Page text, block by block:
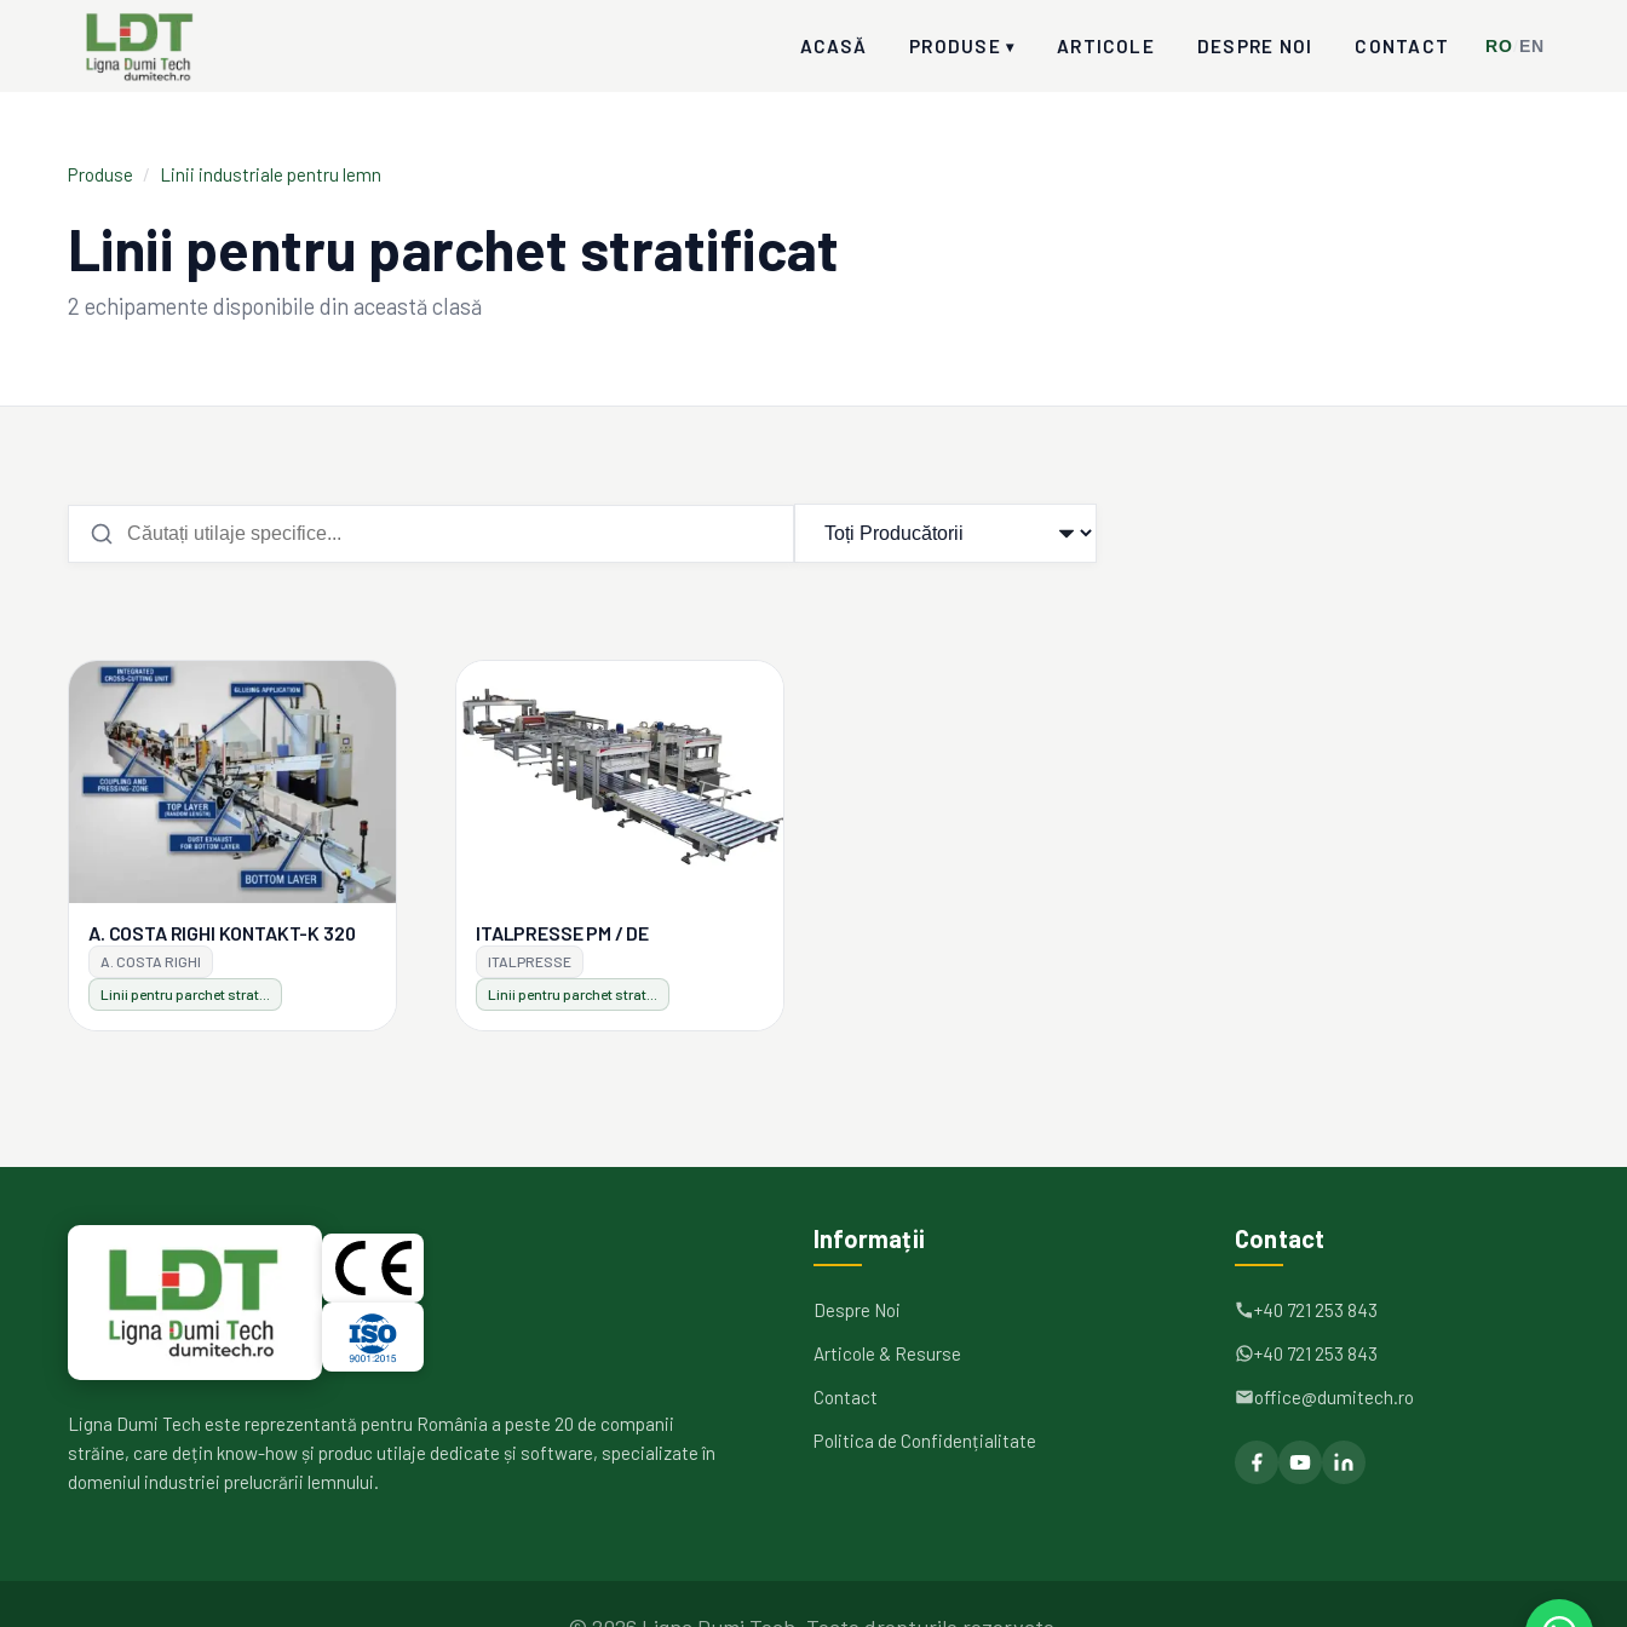
ACASĂ PRODUSE ▾ ARTICOLE DESPRE NOI CONTACT RO EN
Produse / Linii industriale pentru lemn
Linii pentru parchet stratificat
2 echipamente disponibile din această clasă
A. COSTA RIGHI KONTAKT-K 320
A. COSTA RIGHI
ITALPRESSE PM / DE
ITALPRESSE
Ligna Dumi Tech este reprezentantă pentru România a peste 20 de companii
străine, care dețin know-how și produc utilaje dedicate și software, specializate în
domeniul industriei prelucrării lemnului.
Informații
Despre Noi
Articole & Resurse
Contact
Politica de Confidențialitate
Contact
+40 721 253 843
+40 721 253 843
office@dumitech.ro